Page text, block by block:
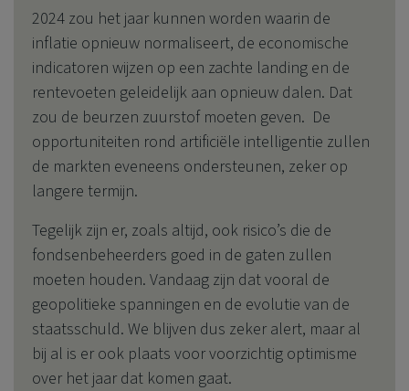
2024 zou het jaar kunnen worden waarin de
inflatie opnieuw normaliseert, de economische
indicatoren wijzen op een zachte landing en de
rentevoeten geleidelijk aan opnieuw dalen. Dat
zou de beurzen zuurstof moeten geven. De
opportuniteiten rond artificiële intelligentie zullen
de markten eveneens ondersteunen, zeker op
langere termijn.
Tegelijk zijn er, zoals altijd, ook risico’s die de
fondsenbeheerders goed in de gaten zullen
moeten houden. Vandaag zijn dat vooral de
geopolitieke spanningen en de evolutie van de
staatsschuld. We blijven dus zeker alert, maar al
bij al is er ook plaats voor voorzichtig optimisme
over het jaar dat komen gaat.